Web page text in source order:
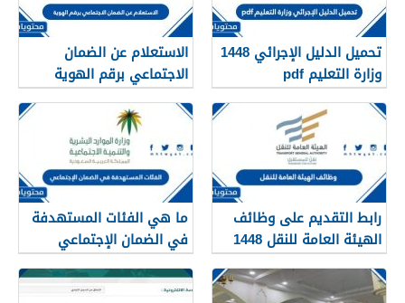
تحميل الدليل الإجرائي 1448
وزارة التعليم pdf
الاستعلام عن الضمان
الاجتماعي برقم الهوية
1448
رابط التقديم على وظائف
الهيئة العامة للنقل 1448
في الرياض
ما هي الفئات المستهدفة
في الضمان الإجتماعي
الجديد 1448